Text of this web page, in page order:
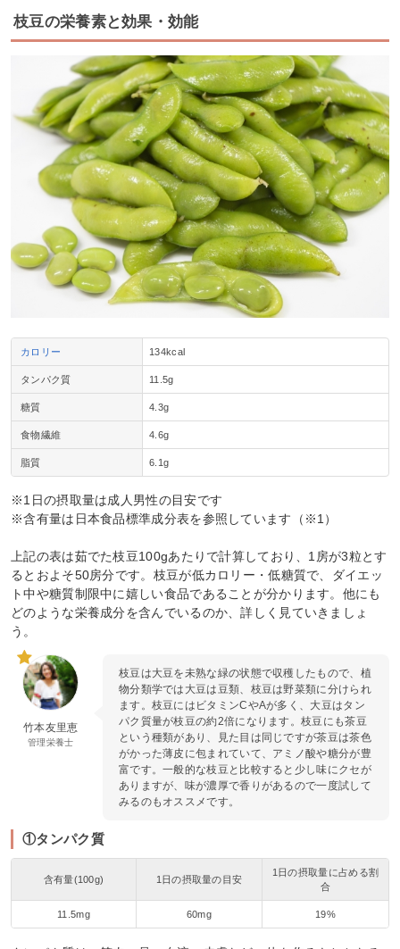
枝豆の栄養素と効果・効能
カロリー 134kcal
タンパク質 11.5g
糖質 4.3g
食物繊維 4.6g
脂質 6.1g
※1日の摂取量は成人男性の目安です
※含有量は日本食品標準成分表を参照しています（※1）
上記の表は茹でた枝豆100gあたりで計算しており、1房が3粒とす
るとおよそ50房分です。枝豆が低カロリー・低糖質で、ダイエッ
ト中や糖質制限中に嬉しい食品であることが分かります。他にも
どのような栄養成分を含んでいるのか、詳しく見ていきましょ
う。
竹本友里恵
管理栄養士
枝豆は大豆を未熟な緑の状態で収穫したもので、植
物分類学では大豆は豆類、枝豆は野菜類に分けられ
ます。枝豆にはビタミンCやAが多く、大豆はタン
パク質量が枝豆の約2倍になります。枝豆にも茶豆
という種類があり、見た目は同じですが茶豆は茶色
がかった薄皮に包まれていて、アミノ酸や糖分が豊
富です。一般的な枝豆と比較すると少し味にクセが
ありますが、味が濃厚で香りがあるので一度試して
みるのもオススメです。
①タンパク質
含有量(100g) 1日の摂取量の目安
1日の摂取量に占める割
合
11.5mg 60mg 19%